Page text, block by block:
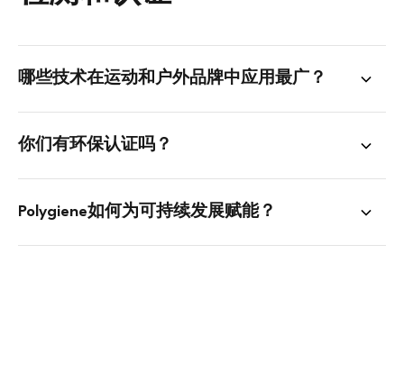
哪些技术在运动和户外品牌中应用最广？
你们有环保认证吗？
Polygiene如何为可持续发展赋能？